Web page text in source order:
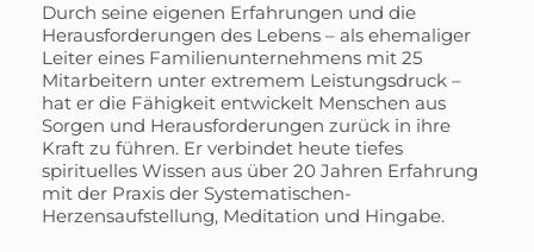
Durch seine eigenen Erfahrungen und die
Herausforderungen des Lebens – als ehemaliger
Leiter eines Familienunternehmens mit 25
Mitarbeitern unter extremem Leistungsdruck –
hat er die Fähigkeit entwickelt Menschen aus
Sorgen und Herausforderungen zurück in ihre
Kraft zu führen. Er verbindet heute tiefes
spirituelles Wissen aus über 20 Jahren Erfahrung
mit der Praxis der Systematischen-
Herzensaufstellung, Meditation und Hingabe.